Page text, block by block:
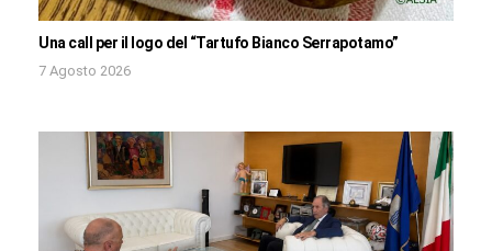
Una call per il logo del “Tartufo Bianco Serrapotamo”
7 Agosto 2026